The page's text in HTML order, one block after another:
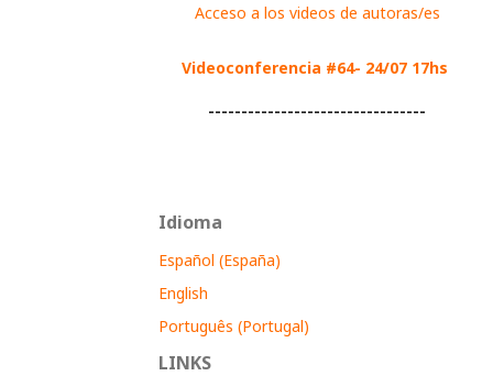
Acceso a los videos de autoras/es
Videoconferencia #64- 24/07 17hs
---------------------------------
Idioma
Español (España)
English
Português (Portugal)
LINKS